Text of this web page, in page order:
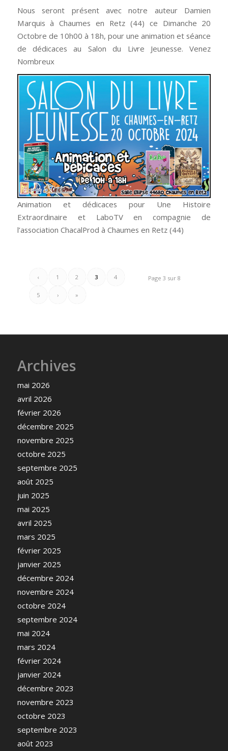
Nous seront présent avec notre auteur Damien
Marquis à Chaumes en Retz (44) ce Dimanche 20
Octobre de 10h00 à 18h, pour une animation et séance
de dédicaces au Salon du Livre Jeunesse. Venez
Nombreux
Animation et dédicaces pour Une Histoire
Extraordinaire et LaboTV en compagnie de
l’association ChacalProd à Chaumes en Retz (44)
Page 3 sur 8
‹ 1 2 3 4
5 › »
Archives
mai 2026
avril 2026
février 2026
décembre 2025
novembre 2025
octobre 2025
septembre 2025
août 2025
juin 2025
mai 2025
avril 2025
mars 2025
février 2025
janvier 2025
décembre 2024
novembre 2024
octobre 2024
septembre 2024
mai 2024
mars 2024
février 2024
janvier 2024
décembre 2023
novembre 2023
octobre 2023
septembre 2023
août 2023